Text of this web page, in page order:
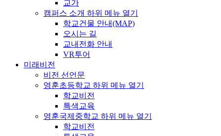
교가
캠퍼스 소개 하위 메뉴 열기
학교건물 안내(MAP)
오시는 길
교내전화 안내
VR투어
미래비전
비전 선언문
영훈초등학교 하위 메뉴 열기
학교비전
특색교육
영훈국제중학교 하위 메뉴 열기
학교비전